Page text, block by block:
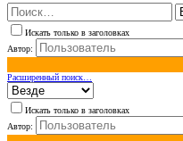
Искать только в заголовках
Автор:
Расширенный поиск…
Искать только в заголовках
Автор: